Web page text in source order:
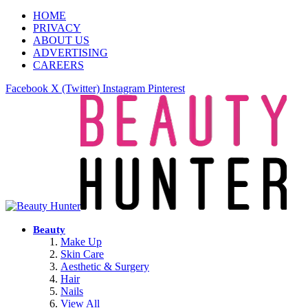
HOME
PRIVACY
ABOUT US
ADVERTISING
CAREERS
Facebook X (Twitter) Instagram Pinterest
Beauty
Make Up
Skin Care
Aesthetic & Surgery
Hair
Nails
View All